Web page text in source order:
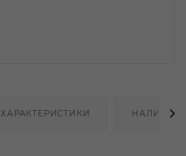
ХАРАКТЕРИСТИКИ НАЛИЧИЕ